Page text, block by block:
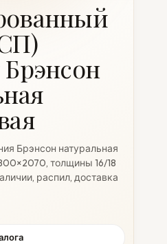
Брэнсон натуральная
толщины 16/18
распил, доставка